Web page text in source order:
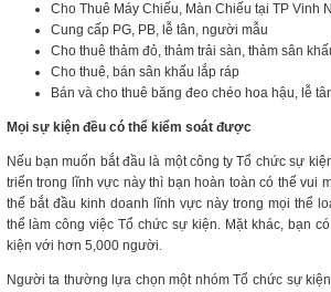
Cho Thuê Máy Chiếu, Màn Chiếu tại TP Vinh
Cung cấp PG, PB, lễ tân, người mẫu
Cho thuê thảm đỏ, thảm trải sàn, thảm sân
Cho thuê, bán sân khấu lắp ráp
Bán và cho thuê băng đeo chéo hoa hậu, lễ
Mọi sự kiện đều có thể kiểm soát được
Nếu bạn muốn bắt đầu là một công ty Tổ chức sự
triển trong lĩnh vực này thì bạn hoàn toàn có thể vui
thể bắt đầu kinh doanh lĩnh vực này trong mọi thể
thể làm công việc Tổ chức sự kiện. Mặt khác, bạn
kiện với hơn 5,000 người.
Người ta thường lựa chọn một nhóm Tổ chức sự